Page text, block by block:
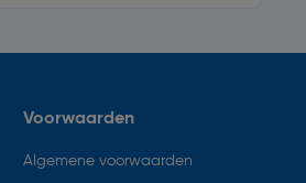
Voorwaarden
Algemene voorwaarden